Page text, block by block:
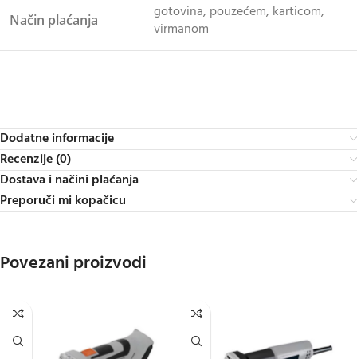
Način plaćanja
gotovina, pouzećem, karticom,
virmanom
Dodatne informacije
Recenzije (0)
Dostava i načini plaćanja
Preporuči mi kopačicu
Povezani proizvodi